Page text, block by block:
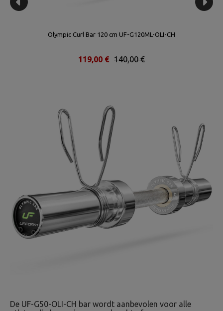
Olympic Curl Bar 120 cm UF-G120ML-OLI-CH
140,00 €
119,00 €
De UF-G50-OLI-CH bar wordt aanbevolen voor alle